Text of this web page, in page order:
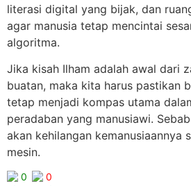
literasi digital yang bijak, dan
agar manusia tetap mencintai
algoritma.
Jika kisah Ilham adalah awal dari
buatan, maka kita harus pastikan
tetap menjadi kompas utama
peradaban yang manusiawi.
akan kehilangan kemanusiaannya
mesin.
0 0